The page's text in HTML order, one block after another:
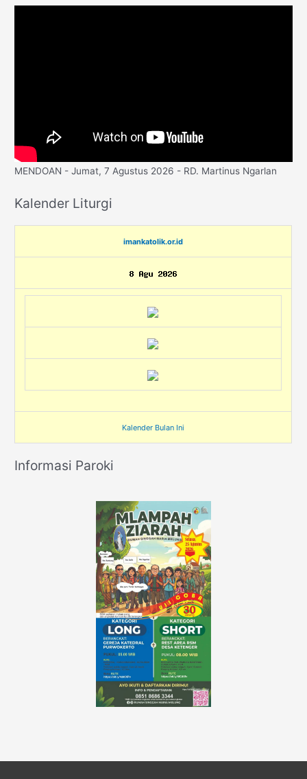
MENDOAN - Jumat, 7 Agustus 2026 - RD. Martinus Ngarlan
Kalender Liturgi
imankatolik.or.id
Kalender Bulan Ini
Informasi Paroki